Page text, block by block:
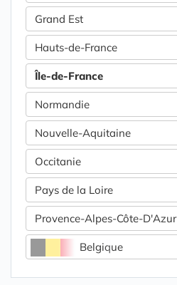
Grand Est
Hauts-de-France
Île-de-France
Normandie
Nouvelle-Aquitaine
Occitanie
Pays de la Loire
Provence-Alpes-Côte-D'Azur
Belgique